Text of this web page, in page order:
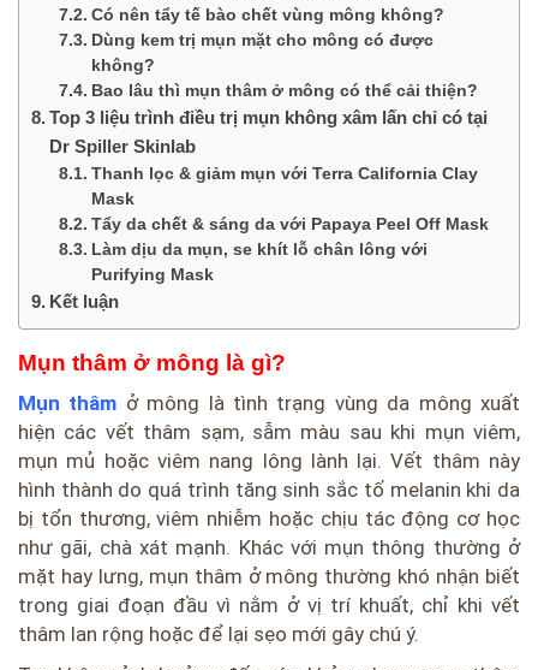
Có nên tẩy tế bào chết vùng mông không?
Dùng kem trị mụn mặt cho mông có được
không?
Bao lâu thì mụn thâm ở mông có thể cải thiện?
Top 3 liệu trình điều trị mụn không xâm lấn chỉ có tại
Dr Spiller Skinlab
Thanh lọc & giảm mụn với Terra California Clay
Mask
Tẩy da chết & sáng da với Papaya Peel Off Mask
Làm dịu da mụn, se khít lỗ chân lông với
Purifying Mask
Kết luận
Mụn thâm ở mông là gì?
Mụn thâm ở mông là tình trạng vùng da mông xuất
hiện các vết thâm sạm, sẫm màu sau khi mụn viêm,
mụn mủ hoặc viêm nang lông lành lại. Vết thâm này
hình thành do quá trình tăng sinh sắc tố melanin khi da
bị tổn thương, viêm nhiễm hoặc chịu tác động cơ học
như gãi, chà xát mạnh. Khác với mụn thông thường ở
mặt hay lưng, mụn thâm ở mông thường khó nhận biết
trong giai đoạn đầu vì nằm ở vị trí khuất, chỉ khi vết
thâm lan rộng hoặc để lại sẹo mới gây chú ý.